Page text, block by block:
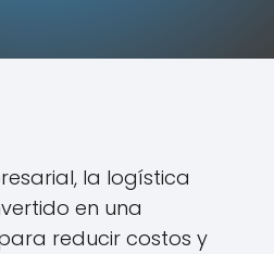
la logística
en una
reducir costos y